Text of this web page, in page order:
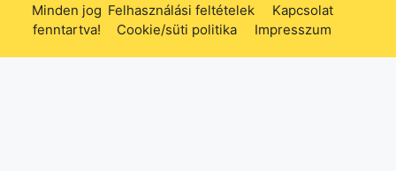
Felhasználási feltételek
Kapcsolat
Cookie/süti politika
Impresszum
Minden jog
fenntartva!